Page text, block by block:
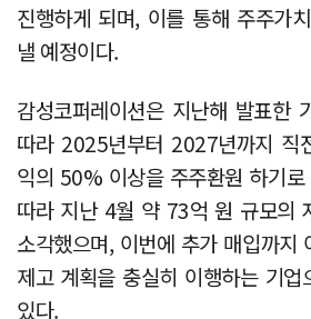
진행하게 되며, 이를 통해 주주가
낼 예정이다.
감성코퍼레이션은 지난해 발표한
따라 2025년부터 2027년까지 직
익의 50% 이상을 주주환원 하기
따라 지난 4월 약 73억 원 규모의
소각했으며, 이번에 추가 매입까지
제고 계획을 충실히 이행하는 기업
있다.